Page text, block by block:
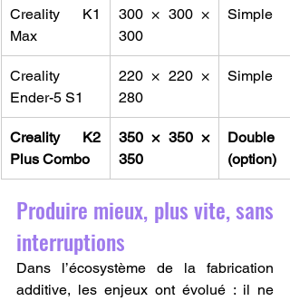
Creality K1
Max
300 × 300 ×
300
Simple
Creality
Ender-5 S1
220 × 220 ×
280
Simple
Creality K2
Plus Combo
350 × 350 ×
350
Double
(option)
Produire mieux, plus vite, sans
interruptions
Dans l’écosystème de la fabrication
additive, les enjeux ont évolué : il ne